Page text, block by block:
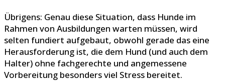
Übrigens: Genau diese Situation, dass Hunde im
Rahmen von Ausbildungen warten müssen, wird
selten fundiert aufgebaut, obwohl gerade das eine
Herausforderung ist, die dem Hund (und auch dem
Halter) ohne fachgerechte und angemessene
Vorbereitung besonders viel Stress bereitet.